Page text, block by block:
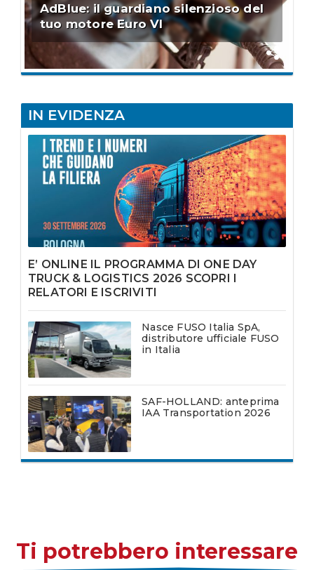
AdBlue: il guardiano silenzioso del
tuo motore Euro VI
IN EVIDENZA
E’ ONLINE IL PROGRAMMA DI ONE DAY
TRUCK & LOGISTICS 2026 SCOPRI I
RELATORI E ISCRIVITI
Nasce FUSO Italia SpA,
distributore ufficiale FUSO
in Italia
SAF-HOLLAND: anteprima
IAA Transportation 2026
Ti potrebbero interessare